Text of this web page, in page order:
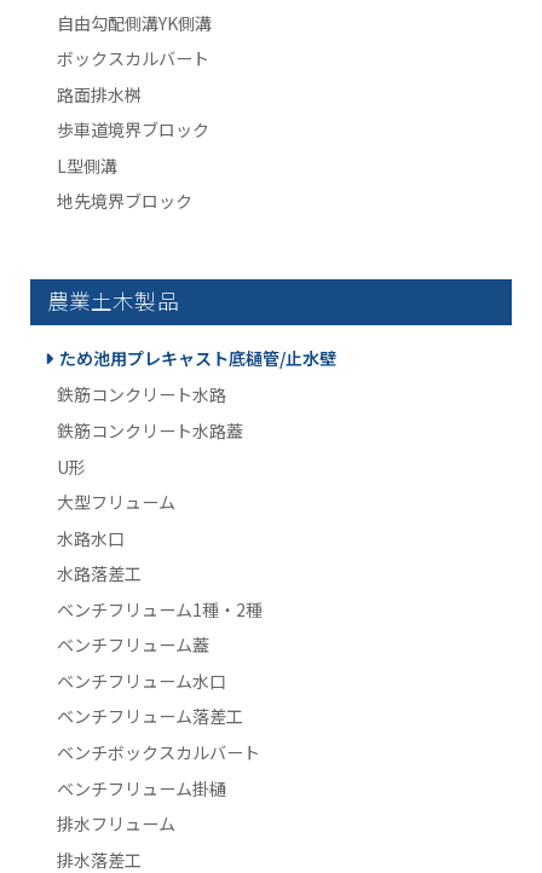
自由勾配側溝YK側溝
ボックスカルバート
路面排水桝
歩車道境界ブロック
L型側溝
地先境界ブロック
農業土木製品
ため池用プレキャスト底樋管/止水壁
鉄筋コンクリート水路
鉄筋コンクリート水路蓋
U形
大型フリューム
水路水口
水路落差工
ベンチフリューム1種・2種
ベンチフリューム蓋
ベンチフリューム水口
ベンチフリューム落差工
ベンチボックスカルバート
ベンチフリューム掛樋
排水フリューム
排水落差工